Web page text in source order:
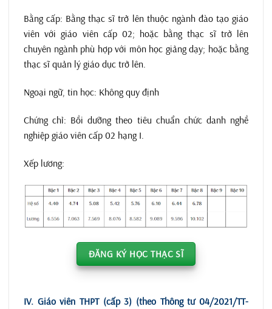
Bằng cấp: Bằng thạc sĩ trở lên thuộc ngành đào tạo giáo
viên với giáo viên cấp 02; hoặc bằng thạc sĩ trở lên
chuyên ngành phù hợp với môn học giảng dạy; hoặc bằng
thạc sĩ quản lý giáo dục trở lên.
Ngoại ngữ, tin học: Không quy định
Chứng chỉ: Bồi dưỡng theo tiêu chuẩn chức danh nghề
nghiệp giáo viên cấp 02 hạng I.
Xếp lương:
ĐĂNG KÝ HỌC THẠC SĨ
IV. Giáo viên THPT (cấp 3) (theo Thông tư 04/2021/TT-